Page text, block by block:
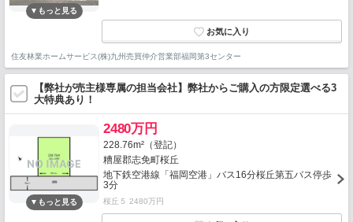
住友林業ホームサービス(株)九州売買仲介営業部福岡第3センター
【弊社が売主様専属の担当会社】弊社からご購入の方限定選べる3
大特典あり！
2480万円
228.76m²（登記）
糟屋郡志免町桜丘
地下鉄空港線「福岡空港」バス16分桜丘第五バス停歩
3分
桜丘５ 2480万円